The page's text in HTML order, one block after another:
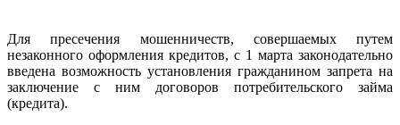
Для пресечения мошенничеств, совершаемых путем
незаконного оформления кредитов, с 1 марта законодательно
введена возможность установления гражданином запрета на
заключение с ним договоров потребительского займа
(кредита).